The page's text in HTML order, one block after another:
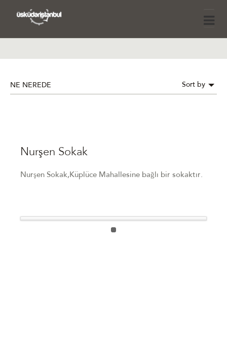
NE NEREDE Sort by
Nurşen Sokak
Nurşen Sokak,Küplüce Mahallesine bağlı bir sokaktır.